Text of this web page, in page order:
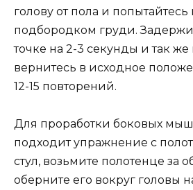
голову от пола и попытайтесь
подбородком груди.
точке на 2-3 секунды и так
вернитесь в исходное
12-15 повторений.
Для проработки боковых
подходит упражнение с
стул, возьмите полотенце за
оберните его вокруг головы